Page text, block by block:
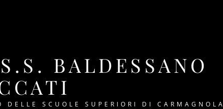
BALDESSANO
DELLE SCUOLE SUPERIORI DI CARMAGNOLA